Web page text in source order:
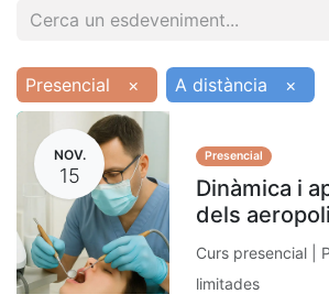
Presencial × A distància ×
NOV.
15
Presencial
Dinàmica i
dels
Curs presencial |
limitades